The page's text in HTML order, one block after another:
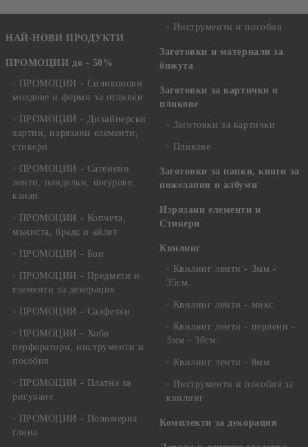
НАЙ-НОВИ ПРОДУКТИ
ПРОМОЦИИ до - 50%
ПРОМОЦИИ - Силиконови
молдове и форми за отливки
ПРОМОЦИИ - Дизайнерски
хартии, изрязани елементи,
стикери
ПРОМОЦИИ - Сатенени
ленти, панделки, шнурове,
канап
ПРОМОЦИИ - Копчета,
мъниста, брадс и айлет
ПРОМОЦИИ - Бои
ПРОМОЦИИ - Предмети и
елементи за декорация
ПРОМОЦИИ - Салфетки
ПРОМОЦИИ - Хоби
перфоратори, инструменти и
пособия
ПРОМОЦИИ - Платна за
рисуване
ПРОМОЦИИ - Полимерна
глина
Инструменти и пособия
Заготовки и материали за
бижута
Заготовки за картички и
пликове
Заготовки за картички
Пликове
Заготовки за папки, книги за
пожелания и албуми
Изрязани елементи и
Стикери
Квилинг
Квилинг ленти - 3мм -
35см.
Квилинг ленти - микс
Квилинг ленти - перлени -
3мм - 30см.
Квилинг ленти - 8мм
Инструменти и пособия за
квилинг
Комплекти за декорация